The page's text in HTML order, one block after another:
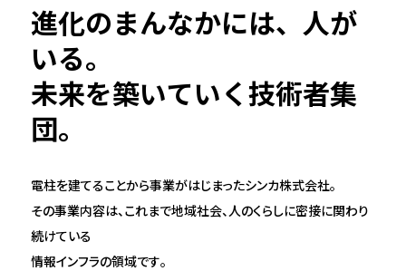
進化のまんなかには、人が
いる。
未来を築いていく技術者集
団。
電柱を建てることから事業がはじまったシンカ株式会社。
その事業内容は、これまで地域社会、人のくらしに密接に関わり
続けている
情報インフラの領域です。
イラスト・キャラクター制作
漫画制作
パンフレット・会社案内・リーフレット制作
思い出
打ち合わせメシ